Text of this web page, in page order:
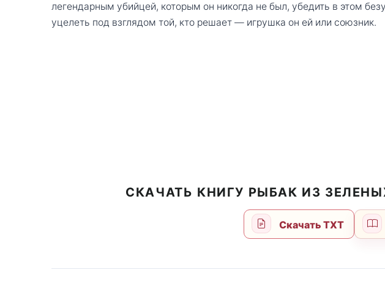
легендарным убийцей, которым он никогда не был, убедить в этом
уцелеть под взглядом той, кто решает — игрушка он ей или союзник.
СКАЧАТЬ КНИГУ РЫБАК ИЗ
Скачать TXT